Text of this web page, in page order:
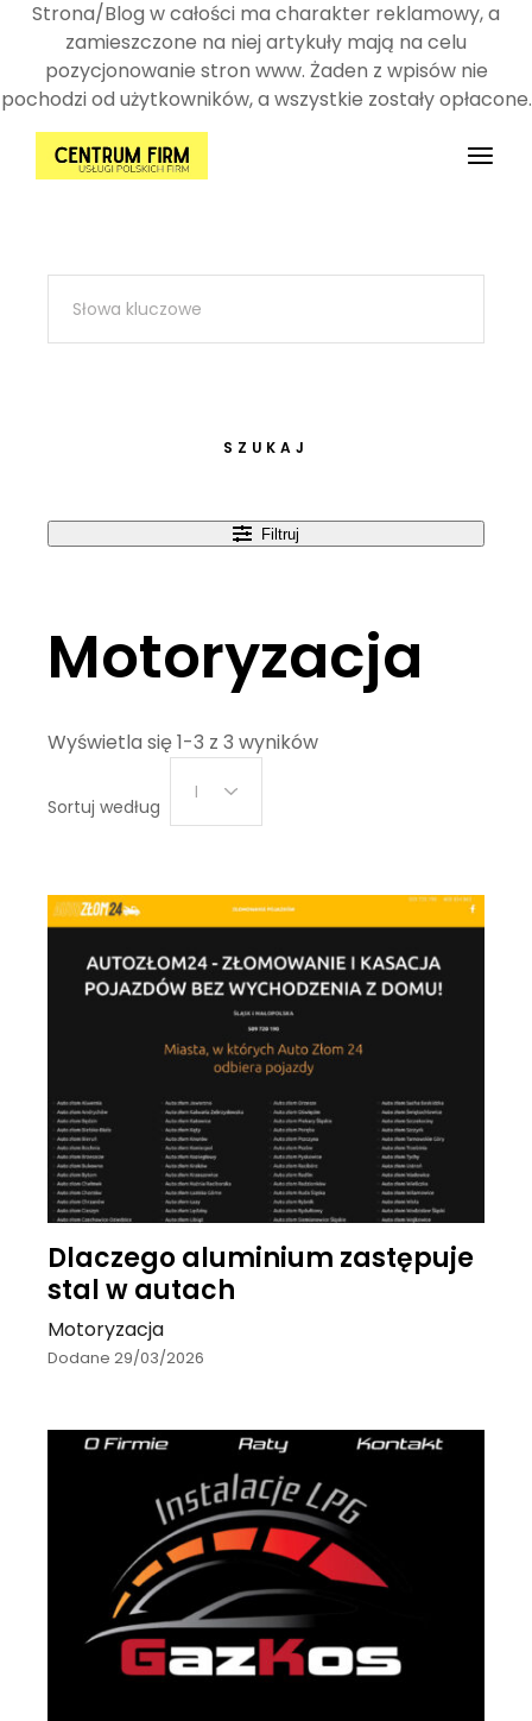
Strona/Blog w całości ma charakter reklamowy, a
zamieszczone na niej artykuły mają na celu
pozycjonowanie stron www. Żaden z wpisów nie
pochodzi od użytkowników, a wszystkie zostały opłacone.
SZUKAJ
Filtruj
Motoryzacja
Wyświetla się 1-3 z 3 wyników
Sortuj według
Dlaczego aluminium zastępuje
stal w autach
Motoryzacja
Dodane 29/03/2026